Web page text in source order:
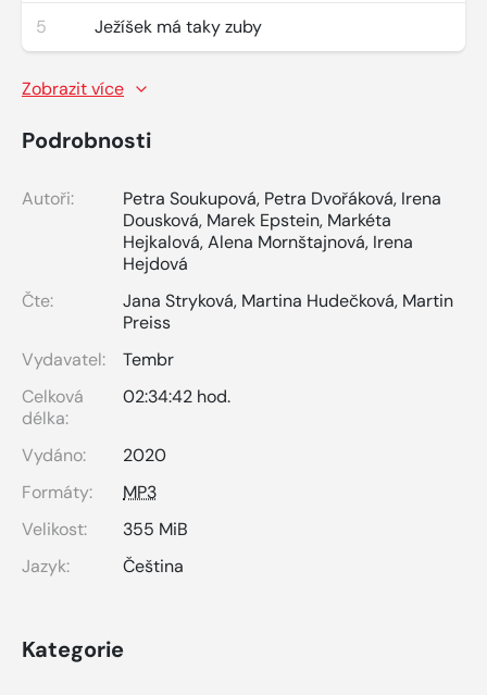
5 Ježíšek má taky zuby
Zobrazit více
Podrobnosti
Autoři: Petra Soukupová, Petra Dvořáková, Irena
Dousková, Marek Epstein, Markéta
Hejkalová,Alena Mornštajnová, Irena
Hejdová
Čte:
Jana Stryková, Martina Hudečková, Martin
Preiss
Vydavatel:
Tembr
Celková
délka:
02:34:42 hod.
Vydáno:
2020
Formáty:
MP3
Velikost:
355 MiB
Jazyk:
Čeština
Kategorie